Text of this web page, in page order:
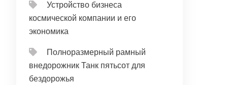
Устройство бизнеса
космической компании и его
экономика
Полноразмерный рамный
внедорожник Танк пятьсот для
бездорожья